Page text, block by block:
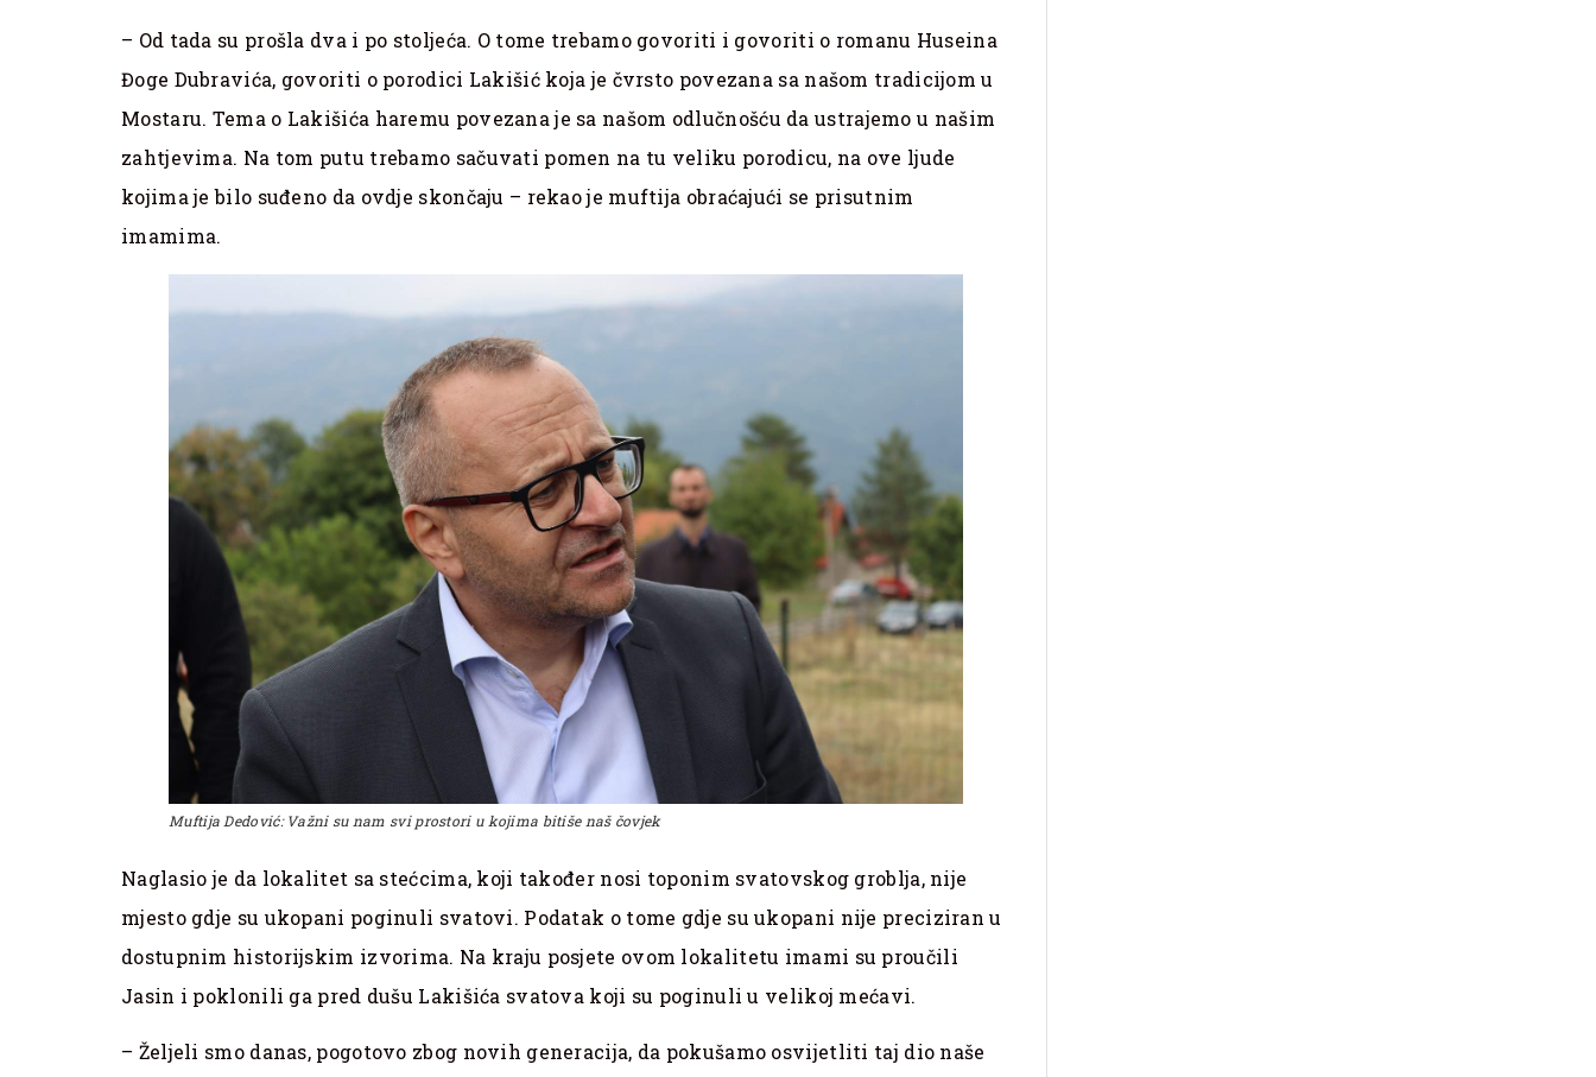
– Od tada su prošla dva i po stoljeća. O tome trebamo govoriti i govoriti o romanu Huseina
Đoge Dubravića, govoriti o porodici Lakišić koja je čvrsto povezana sa našom tradicijom u
Mostaru. Tema o Lakišića haremu povezana je sa našom odlučnošću da ustrajemo u našim
zahtjevima. Na tom putu trebamo sačuvati pomen na tu veliku porodicu, na ove ljude
kojima je bilo suđeno da ovdje skončaju – rekao je muftija obraćajući se prisutnim
imamima.
Muftija Dedović: Važni su nam svi prostori u kojima bitiše naš čovjek
Naglasio je da lokalitet sa stećcima, koji također nosi toponim svatovskog groblja, nije
mjesto gdje su ukopani poginuli svatovi. Podatak o tome gdje su ukopani nije preciziran u
dostupnim historijskim izvorima. Na kraju posjete ovom lokalitetu imami su proučili
Jasin i poklonili ga pred dušu Lakišića svatova koji su poginuli u velikoj mećavi.
– Željeli smo danas, pogotovo zbog novih generacija, da pokušamo osvijetliti taj dio naše